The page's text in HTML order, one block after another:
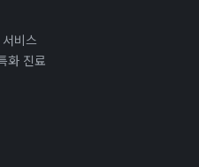
비스
화 진료